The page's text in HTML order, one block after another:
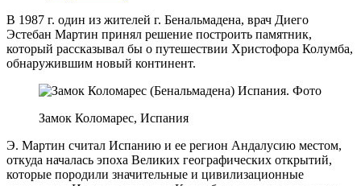
В 1987 г. один из жителей г. Бенальмадена, врач Диего
Эстебан Мартин принял решение построить памятник,
который рассказывал бы о путешествии Христофора Колумба,
обнаружившим новый континент.
Замок Коломарес, Испания
Э. Мартин считал Испанию и ее регион Андалусию местом,
откуда началась эпоха Великих географических открытий,
которые породили значительные и цивилизационные